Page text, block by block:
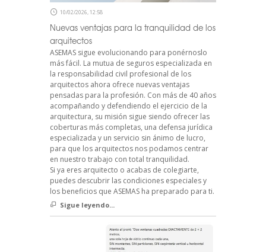
10/02/2026, 12:58
Nuevas ventajas para la tranquilidad de los
arquitectos
ASEMAS sigue evolucionando para ponérnoslo
más fácil. La mutua de seguros especializada en
la responsabilidad civil profesional de los
arquitectos ahora ofrece nuevas ventajas
pensadas para la profesión. Con más de 40 años
acompañando y defendiendo el ejercicio de la
arquitectura, su misión sigue siendo ofrecer las
coberturas más completas, una defensa jurídica
especializada y un servicio sin ánimo de lucro,
para que los arquitectos nos podamos centrar
en nuestro trabajo con total tranquilidad.
Si ya eres arquitecto o acabas de colegiarte,
puedes descubrir las condiciones especiales y
los beneficios que ASEMAS ha preparado para ti.
Sigue leyendo...